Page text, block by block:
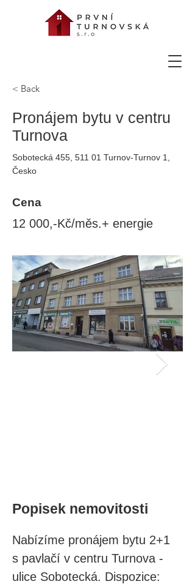
< Back
Pronájem bytu v centru
Turnova
Sobotecká 455, 511 01 Turnov-Turnov 1,
Česko
Cena
12 000,-Kč/měs.+ energie
Popisek nemovitosti
Nabízíme pronájem bytu 2+1
s pavlačí v centru Turnova -
ulice Sobotecká. Dispozice: